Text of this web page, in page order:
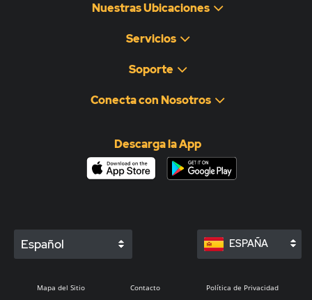
Nuestras Ubicaciones
Servicios
Soporte
Conecta con Nosotros
Descarga la App
Español ESPAÑA
Mapa del Sitio Contacto Política de Privacidad